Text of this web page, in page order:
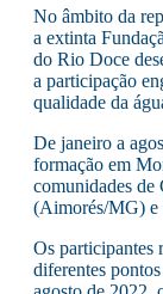
No âmbito da
a extinta
do Rio Doce
a participação
qualidade da
De janeiro a
formação em
comunidades
(Aimorés/MG) e
Os participantes
diferentes